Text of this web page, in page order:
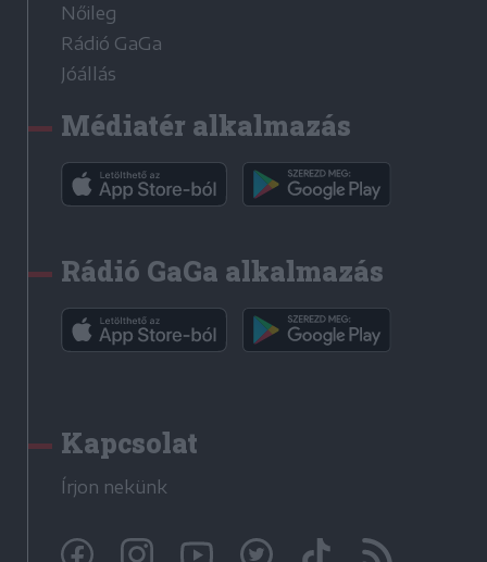
Nőileg
Rádió GaGa
Jóállás
Médiatér alkalmazás
Rádió GaGa alkalmazás
Kapcsolat
Írjon nekünk